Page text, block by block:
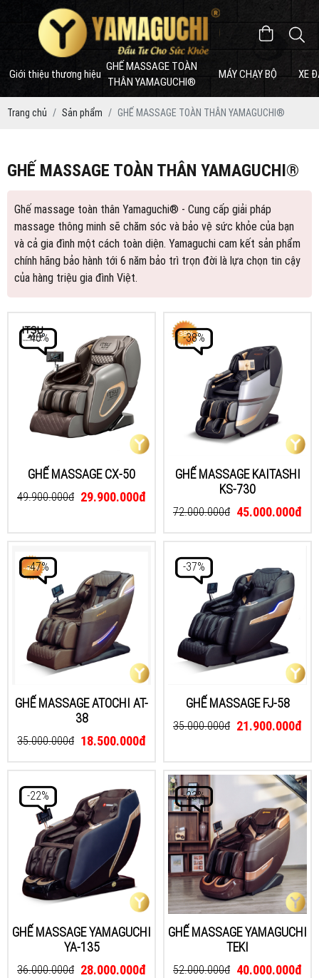
Giới thiệu thương hiệu
GHẾ MASSAGE TOÀN
THÂN YAMAGUCHI®
MÁY CHẠY BỘ XE
Trang chủ Sản phẩm GHẾ MASSAGE TOÀN THÂN YAMAGUCHI®
GHẾ MASSAGE TOÀN THÂN YAMAGUCHI®
Ghế massage toàn thân Yamaguchi® - Cung cấp giải pháp
massage thông minh sẽ chăm sóc và bảo vệ sức khỏe của bạn
và cả gia đình một cách toàn diện. Yamaguchi cam kết sản phẩm
chính hãng bảo hành tới 6 năm bảo trì trọn đời là lựa chọn tin cậy
của hàng triệu gia đình Việt.
-40%
GHẾ MASSAGE CX-50
49.900.000đ 29.900.000đ
-38%
GHẾ MASSAGE KAITASHI
KS-730
72.000.000đ 45.000.000đ
-47%
GHẾ MASSAGE ATOCHI AT-
38
35.000.000đ 18.500.000đ
-37%
GHẾ MASSAGE FJ-58
35.000.000đ 21.900.000đ
-22%
GHẾ MASSAGE YAMAGUCHI
YA-135
36.000.000đ 28.000.000đ
-23%
GHẾ MASSAGE YAMAGUCHI
TEKI
52.000.000đ 40.000.000đ